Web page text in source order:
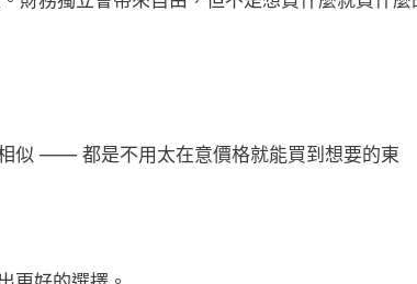
似 —— 都是不用太在意價格就能買到想要的東